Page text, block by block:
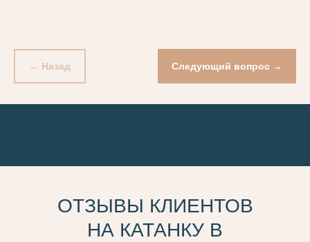
← Назад Следующий вопрос →
ОТЗЫВЫ КЛИЕНТОВ
НА КАТАНКУ В